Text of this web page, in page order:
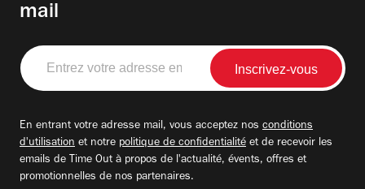
mail
Entrez
votre
adresse
En entrant votre adresse mail, vous acceptez nos conditions
d'utilisation et notre politique de confidentialité et de recevoir les
emails de Time Out à propos de l'actualité, évents, offres et
promotionnelles de nos partenaires.